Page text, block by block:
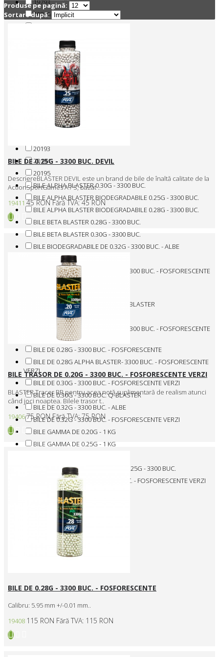
19793
19826
20193
20194
20195
BILE ALPHA BLASTER 0.30G - 3300 BUC.
BILE ALPHA BLASTER BIODEGRADABILE 0.25G - 3300 BUC.
BILE ALPHA BLASTER BIODEGRADABILE 0.28G - 3300 BUC.
BILE BETA BLASTER 0.28G - 3300 BUC.
BILE BETA BLASTER 0.30G - 3300 BUC.
BILE BIODEGRADABILE DE 0.32G - 3300 BUC. - ALBE
BILE DE 0.20G - 3300 BUC. DEVIL
BILE DE 0.20G ALPHA BLASTER - 3300 BUC. - FOSFORESCENTE
BILE DE 0.20G OPEN - 3300 BUC.
BILE DE 0.25G - 3300 BUC. ALPHA BLASTER
BILE DE 0.25G - 3300 BUC. DEVIL
BILE DE 0.25G ALPHA BLASTER - 3300 BUC. - FOSFORESCENTE
BILE DE 0.28G - 3300 BUC. - FOSFORESCENTE
BILE DE 0.28G ALPHA BLASTER- 3300 BUC. - FOSFORESCENTE
VERZI
BILE DE 0.30G - 3300 BUC. - FOSFORESCENTE VERZI
BILE DE 0.30G - 3300 BUC. Q-BLASTER
BILE DE 0.32G - 3300 BUC. - ALBE
BILE DE 0.32G - 3300 BUC. - FOSFORESCENTE VERZI
BILE GAMMA DE 0.20G - 1 KG
BILE GAMMA DE 0.25G - 1 KG
BILE ROSII FOSFORESCENTE DE 0.25G - 3300 BUC.
BILE TRASOR DE 0.20G - 3300 BUC. - FOSFORESCENTE VERZI
Produse pe pagină:
Sortare după:
BILE DE 0.25G - 3300 BUC. DEVIL
DescriereBLASTER DEVIL este un brand de bile de înaltă calitate de la
ActionSportGames A / S, bazat ..
19411 45 RONFără TVA: 45 RON
BILE TRASOR DE 0.20G - 3300 BUC. - FOSFORESCENTE VERZI
BLASTER Tracer BB pentru acea notă suplimentară de realism atunci
când joci noaptea. Bilele trasor t..
1940675 RONFără TVA: 75 RON
BILE DE 0.28G - 3300 BUC. - FOSFORESCENTE
Calibru: 5.95 mm +/-0.01 mm..
19408 115 RON Fără TVA: 115 RON